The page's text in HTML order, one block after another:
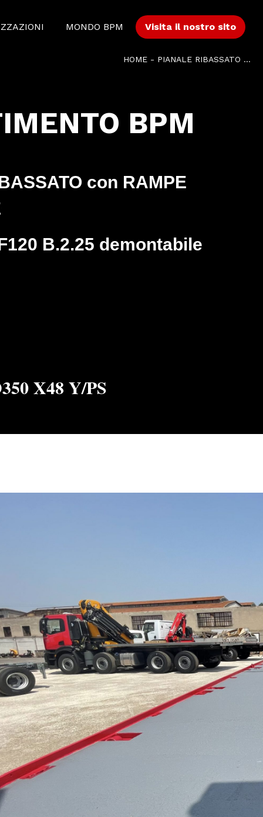
MONDO BPM Visita il nostro sito
HOME - PIANALE RIBASSATO CON RAMPE IDRAULICHE + GRU FASSI F120 B.2.25 DEMONTABILE SU IVECO AD350 X48 Y/PS
BPM
con RAMPE
B.2.25 demontabile
X48 Y/PS